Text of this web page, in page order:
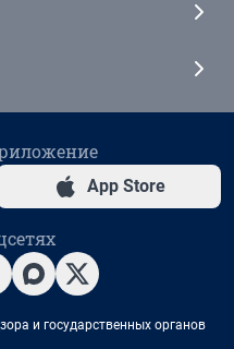
App Store
и государственных органов